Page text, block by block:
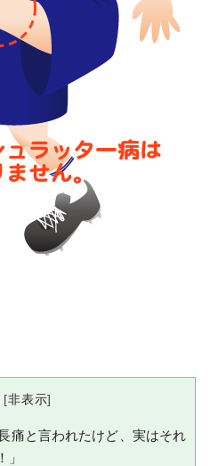
[非表示]
痛と言われたけど、実はそれ